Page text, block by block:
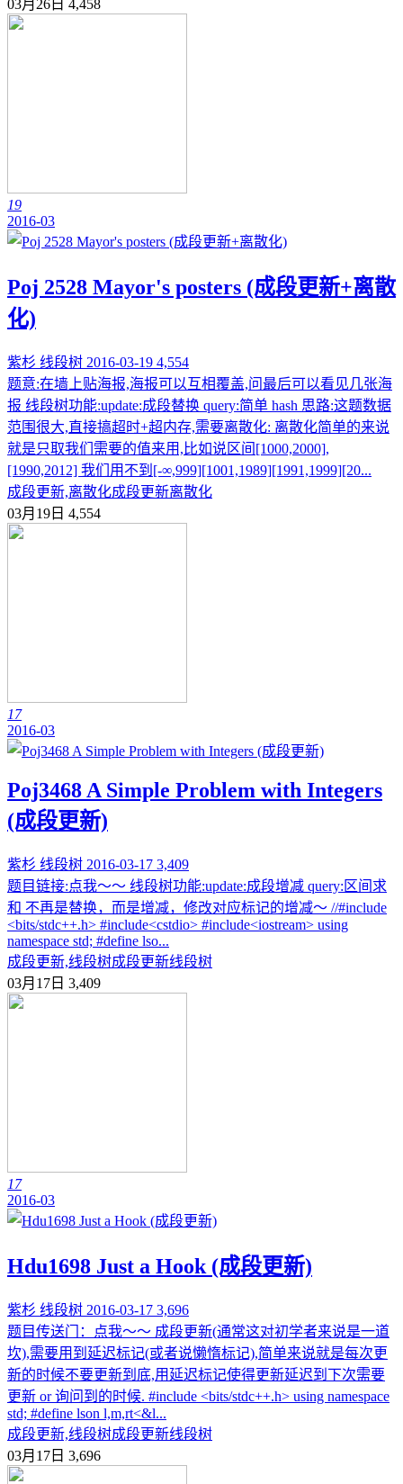
03月26日 4,458
19
2016-03
Poj 2528 Mayor's posters (成段更新+离散
化)
紫杉 线段树 2016-03-19 4,554
题意:在墙上贴海报,海报可以互相覆盖,问最后可以看见几张海
报 线段树功能:update:成段替换 query:简单 hash 思路:这题数据
范围很大,直接搞超时+超内存,需要离散化: 离散化简单的来说
就是只取我们需要的值来用,比如说区间[1000,2000],
[1990,2012] 我们用不到[-∞,999][1001,1989][1991,1999][20...
成段更新,离散化成段更新离散化
03月19日 4,554
17
2016-03
Poj3468 A Simple Problem with Integers
(成段更新)
紫杉 线段树 2016-03-17 3,409
题目链接:点我～～ 线段树功能:update:成段增减 query:区间求
和 不再是替换，而是增减，修改对应标记的增减～ //#include
<bits/stdc++.h> #include<cstdio> #include<iostream> using
namespace std; #define lso...
成段更新,线段树成段更新线段树
03月17日 3,409
17
2016-03
Hdu1698 Just a Hook (成段更新)
紫杉 线段树 2016-03-17 3,696
题目传送门：点我～～ 成段更新(通常这对初学者来说是一道
坎),需要用到延迟标记(或者说懒惰标记),简单来说就是每次更
新的时候不要更新到底,用延迟标记使得更新延迟到下次需要
更新 or 询问到的时候. #include <bits/stdc++.h> using namespace
std; #define lson l,m,rt<&l...
成段更新,线段树成段更新线段树
03月17日 3,696